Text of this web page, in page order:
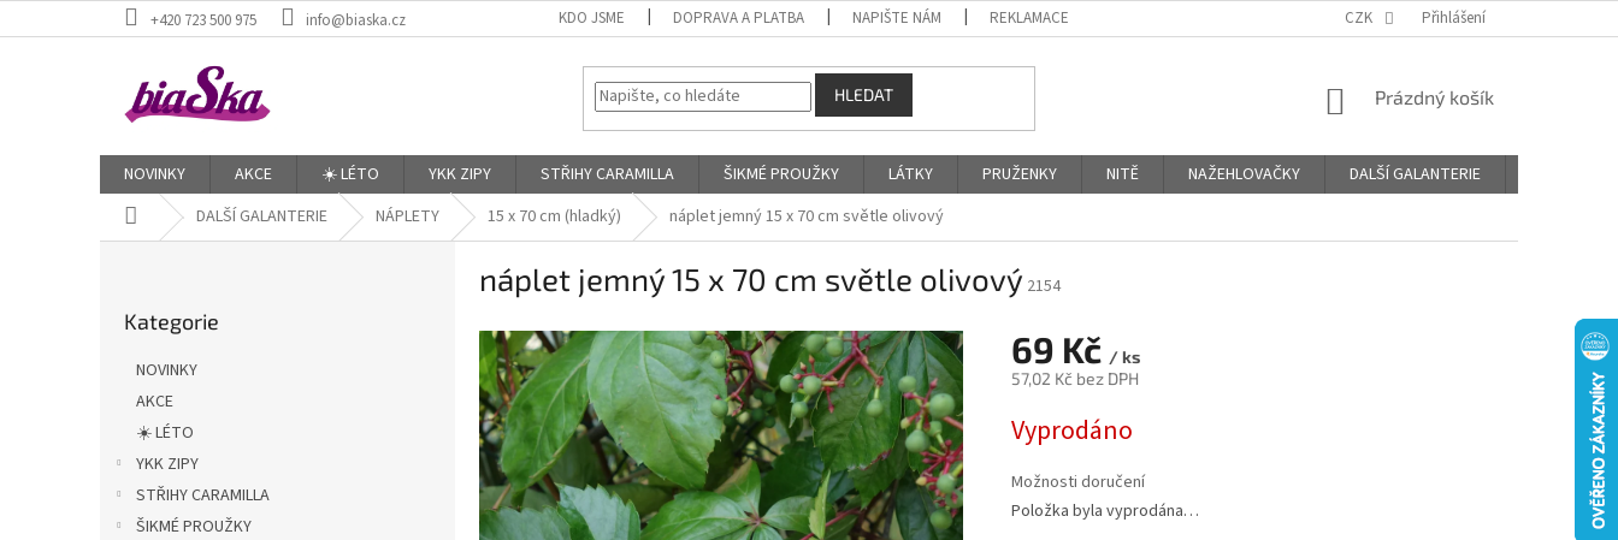
na
+420 723 500 975 info@biaska.cz KDO JSME DOPRAVA A PLATBA NAPIŠTE NÁM REKLAMACE PODMÍNKY OCHRANY OSOBNÍCH ÚDAJŮ
CZK Přihlášení
HLEDAT
NÁKUPNÍ
Prázdný košík
NOVINKY AKCE ☀️ LÉTO YKK ZIPY STŘIHY CARAMILLA ŠIKMÉ PROUŽKY LÁTKY PRUŽENKY NITĚ NAŽEHLOVAČKY DALŠÍ GALANTERIE
Domů DALŠÍ GALANTERIE NÁPLETY 15 x 70 cm (hladký) náplet jemný 15 x 70 cm světle olivový
kategorie
Kategorie
NOVINKY
AKCE
☀️ LÉTO
YKK ZIPY
STŘIHY CARAMILLA
ŠIKMÉ PROUŽKY
náplet jemný 15 x 70 cm světle olivový 2154
69 Kč / ks
57,02 Kč bez DPH
cena:
Vyprodáno
Možnosti doručení
Položka byla vyprodána…